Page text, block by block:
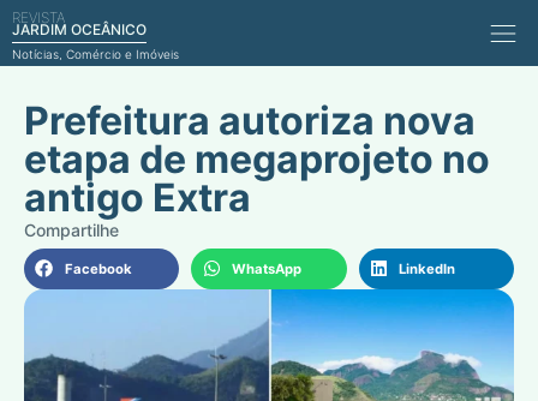
REVISTA
JARDIM OCEÂNICO
Notícias, Comércio e Imóveis
Prefeitura autoriza nova
etapa de megaprojeto no
antigo Extra
Facebook WhatsApp LinkedIn